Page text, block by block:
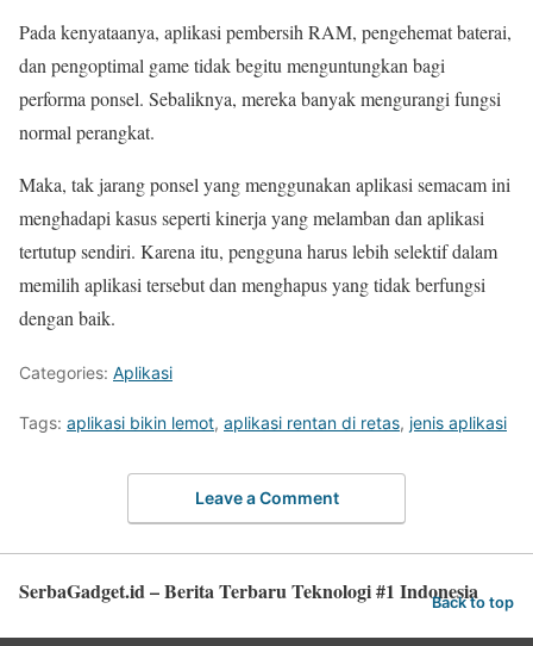
Pada kenyataanya, aplikasi pembersih RAM, pengehemat baterai,
dan pengoptimal game tidak begitu menguntungkan bagi
performa ponsel. Sebaliknya, mereka banyak mengurangi fungsi
normal perangkat.
Maka, tak jarang ponsel yang menggunakan aplikasi semacam ini
menghadapi kasus seperti kinerja yang melamban dan aplikasi
tertutup sendiri. Karena itu, pengguna harus lebih selektif dalam
memilih aplikasi tersebut dan menghapus yang tidak berfungsi
dengan baik.
Categories: Aplikasi
Tags: aplikasi bikin lemot, aplikasi rentan di retas, jenis aplikasi
Leave a Comment
SerbaGadget.id – Berita Terbaru Teknologi #1 Indonesia
Back to top